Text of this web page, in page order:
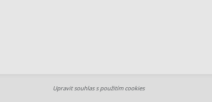
Upravit souhlas s použitím cookies